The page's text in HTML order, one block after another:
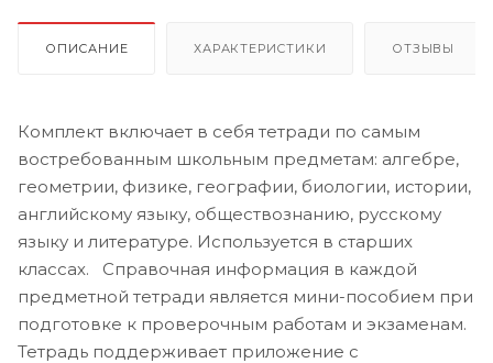
ОПИСАНИЕ ХАРАКТЕРИСТИКИ ОТЗЫВЫ
Комплект включает в себя тетради по самым
востребованным школьным предметам: алгебре,
геометрии, физике, географии, биологии, истории,
английскому языку, обществознанию, русскому
языку и литературе. Используется в старших
классах. Справочная информация в каждой
предметной тетради является мини-пособием при
подготовке к проверочным работам и экзаменам.
Тетрадь поддерживает приложение с